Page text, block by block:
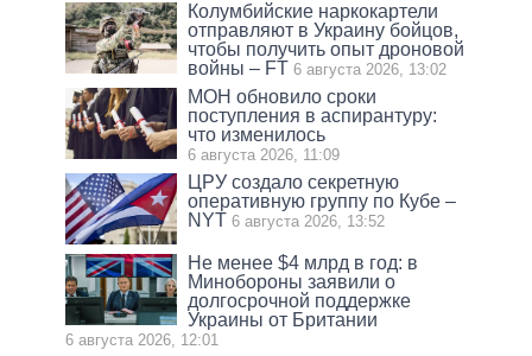
Колумбийские наркокартели
отправляют в Украину бойцов,
чтобы получить опыт дроновой
войны – FT 6 августа 2026, 13:02
МОН обновило сроки
поступления в аспирантуру:
что изменилось
6 августа 2026, 11:09
ЦРУ создало секретную
оперативную группу по Кубе –
NYT 6 августа 2026, 13:52
Не менее $4 млрд в год: в
Минобороны заявили о
долгосрочной поддержке
Украины от Британии
6 августа 2026, 12:01